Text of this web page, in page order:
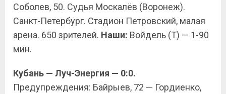
Соболев, 50. Судья Москалёв (Воронеж).
Санкт-Петербург. Стадион Петровский, малая
арена. 650 зрителей. Наши: Войдель (Т) — 1-90
мин.
Кубань — Луч-Энергия — 0:0.
Предупреждения: Байрыев, 72 — Гордиенко,